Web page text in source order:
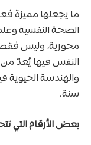
ما يجعلها مميزة
الصحة النفسية
محورية، وليس
النفس فيها يُعدّ من
والهندسة الحيوية
سنة.
بعض الأرقام التي